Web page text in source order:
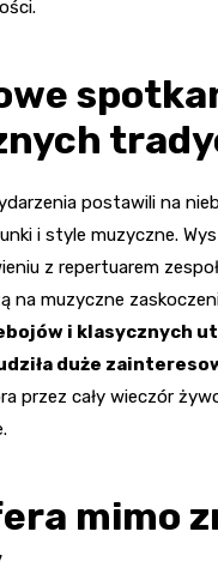
postawili na
i style muzyczne.
z repertuarem
na muzyczne
i klasycznych
duże
przez cały wieczór
mimo